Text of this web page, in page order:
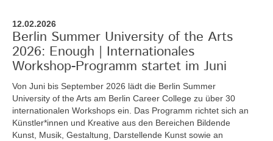
12.02.2026
Berlin Summer University of the Arts
2026: Enough | Internationales
Workshop-Programm startet im Juni
Von Juni bis September 2026 lädt die Berlin Summer
University of the Arts am Berlin Career College zu über 30
internationalen Workshops ein. Das Programm richtet sich an
Künstler*innen und Kreative aus den Bereichen Bildende
Kunst, Musik, Gestaltung, Darstellende Kunst sowie an